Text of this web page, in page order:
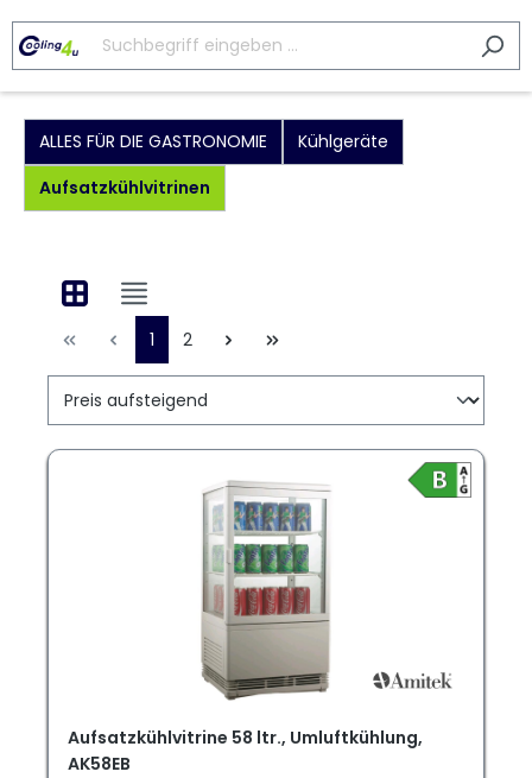
ALLES FÜR DIE GASTRONOMIE
Kühlgeräte
Aufsatzkühlvitrinen
1 2
Aufsatzkühlvitrine 58 ltr., Umluftkühlung,
AK58EB